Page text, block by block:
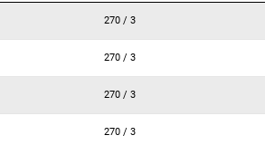
270 / 3
270 / 3
270 / 3
270 / 3